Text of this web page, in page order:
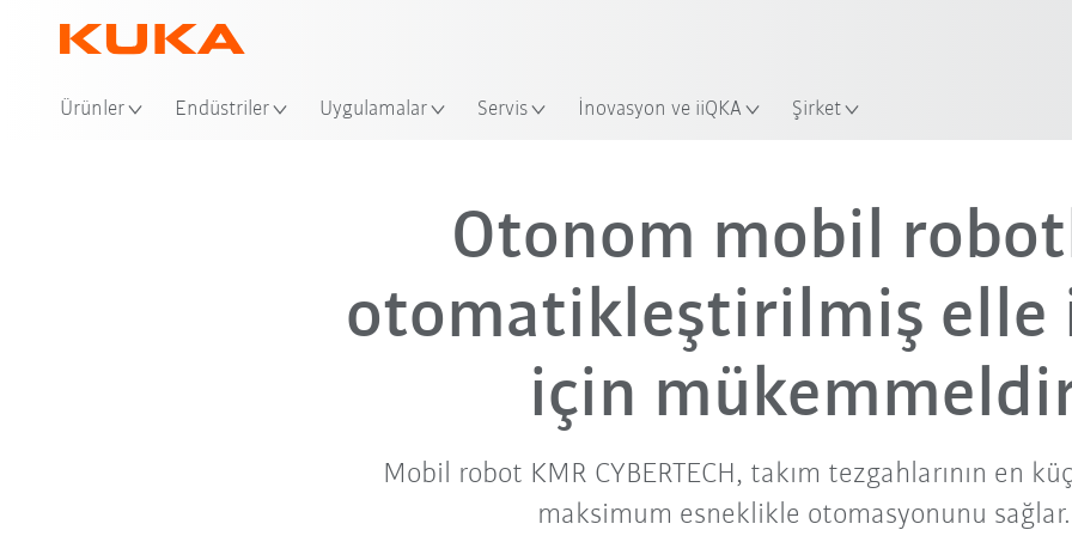
Ürünler Endüstriler Uygulamalar Servis İnovasyon ve iiQKA Şirket
Video
Otonom mobil
otomatikleştirilmiş elle
için
Mobil robot KMR CYBERTECH, takım tezgahlarının en
maksimum esneklikle otomasyonunu sağlar.